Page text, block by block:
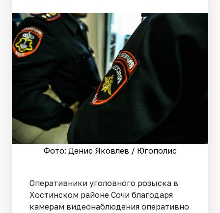
Фото: Денис Яковлев / Югополис
Оперативники уголовного розыска в
Хостинском районе Сочи благодаря
камерам видеонаблюдения оперативно